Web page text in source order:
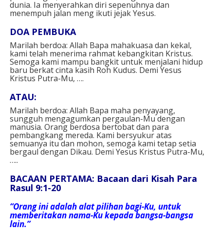
dunia. Ia menyerahkan diri sepenuhnya dan
menempuh jalan meng ikuti jejak Yesus.⁣⁣
DOA PEMBUKA⁣
Marilah berdoa: Allah Bapa mahakuasa dan kekal,
kami telah menerima rahmat kebangkitan Kristus.
Semoga kami mampu bangkit untuk menjalani hidup
baru berkat cinta kasih Roh Kudus. Demi Yesus
Kristus Putra-Mu, ….⁣
ATAU: ⁣
Marilah berdoa: Allah Bapa maha penyayang,
sungguh mengagumkan pergaulan-Mu dengan
manusia. Orang berdosa bertobat dan para
pembangkang mereda. Kami bersyukur atas
semuanya itu dan mohon, semoga kami tetap setia
bergaul dengan Dikau. Demi Yesus Kristus Putra-Mu,
…..⁣
BACAAN PERTAMA: Bacaan dari Kisah Para
Rasul 9:1-20
“Orang ini adalah alat pilihan bagi-Ku, untuk
memberitakan nama-Ku kepada bangsa-bangsa
lain.”